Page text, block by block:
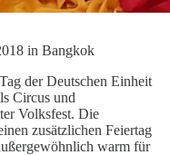
in Bangkok
der Deutschen Einheit
Circus und
Volksfest. Die
zusätzlichen Feiertag
warm für